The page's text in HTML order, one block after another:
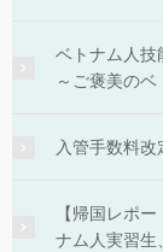
ベトナム人技
～ご褒美のベ
入管手数料改
【帰国レポ
ナム人実習生